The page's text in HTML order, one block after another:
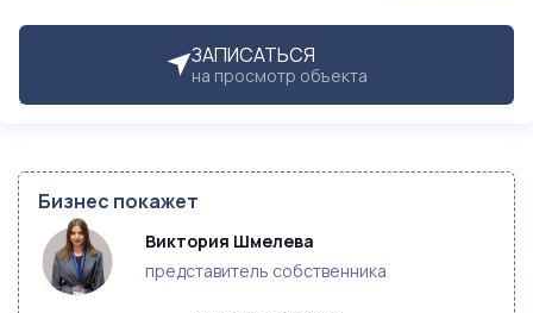
ЗАПИСАТЬСЯ
на просмотр объекта
Бизнес покажет
Виктория Шмелева
представитель собственника